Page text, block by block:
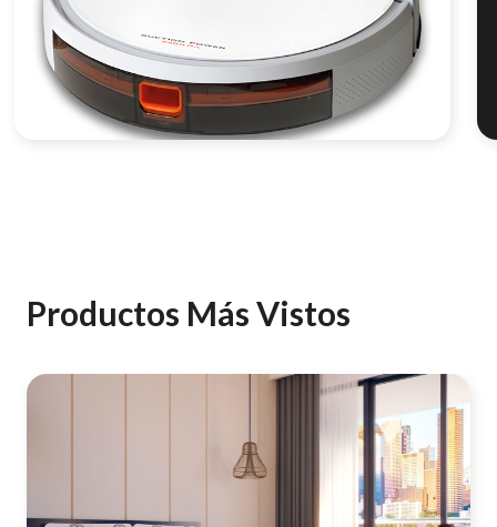
Mediana y de Cabina
Doble forro interior atérmico.
Productos Más Vistos